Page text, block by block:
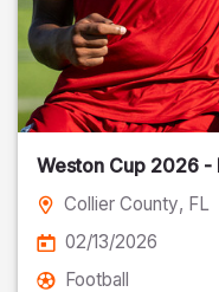
Weston Cup 2026 -
Collier County, FL
02/13/2026
Football